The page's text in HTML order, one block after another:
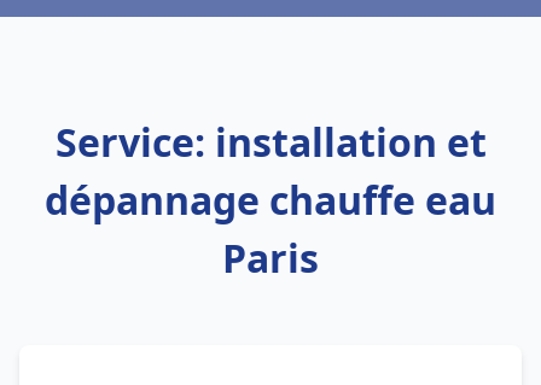
Service: installation et
dépannage chauffe eau
Paris